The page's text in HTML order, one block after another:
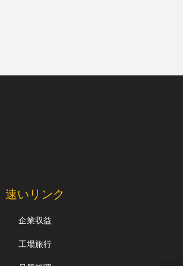
速いリンク
企業収益
工場旅行